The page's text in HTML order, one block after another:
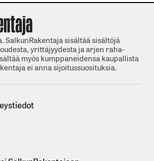
SalkunRakentaja sisältää sisältöjä
yrittäjyydesta ja arjen raha-
myös kumppaneidensa kaupallista
ei anna sijoitussuosituksia.